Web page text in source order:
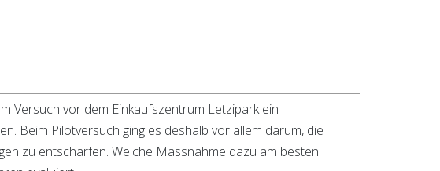
Versuch vor dem Einkaufszentrum Letzipark ein
Beim Pilotversuch ging es deshalb vor allem darum, die
zu entschärfen. Welche Massnahme dazu am besten